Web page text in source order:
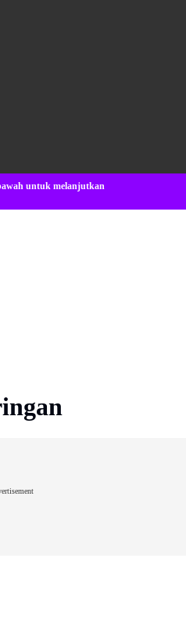
untuk melanjutkan